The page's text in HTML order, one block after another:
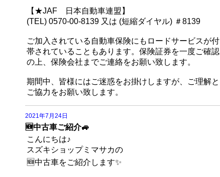
【★JAF 日本自動車連盟】
(TEL) 0570-00-8139 又は (短縮ダイヤル) ＃8139
ご加入されている自動車保険にもロードサービスが付
帯されていることもあります。保険証券を一度ご確認
の上、保険会社までご連絡をお願い致します。
期間中、皆様にはご迷惑をお掛けしますが、ご理解と
ご協力をお願い致します。
2021年7月24日
🆕中古車ご紹介🚙
こんにちは♪
スズキショップミマサカの
🆕中古車をご紹介します✨